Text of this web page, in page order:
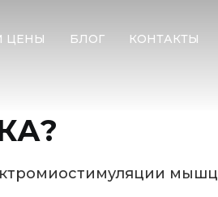
ЦЕНЫ БЛОГ КОНТАКТЫ
мышц